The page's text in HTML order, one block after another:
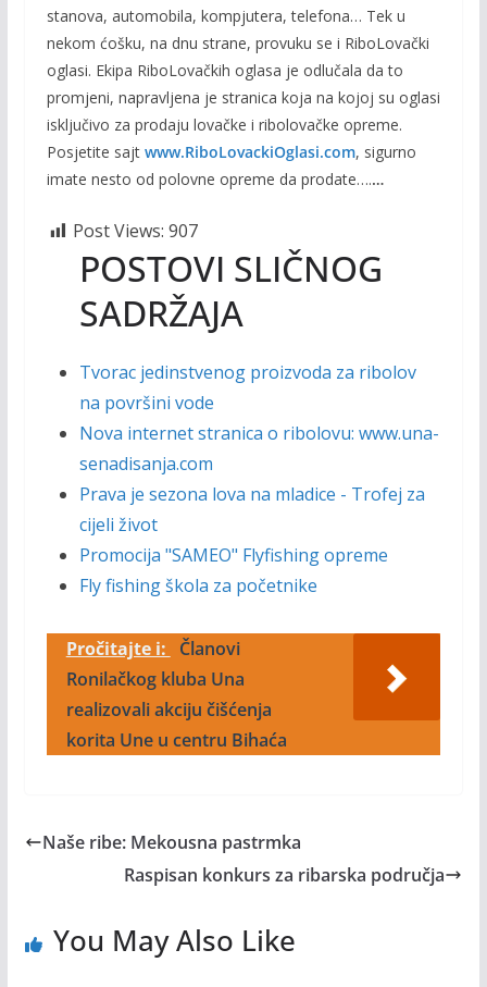
stanova, automobila, kompjutera, telefona… Tek u
nekom ćošku, na dnu strane, provuku se i RiboLovački
oglasi. Ekipa RiboLovačkih oglasa je odlučala da to
promjeni, napravljena je stranica koja na kojoj su oglasi
isključivo za prodaju lovačke i ribolovačke opreme.
Posjetite sajt www.RiboLovackiOglasi.com, sigurno
imate nesto od polovne opreme da prodate….…
Post Views: 907
POSTOVI SLIČNOG
SADRŽAJA
Tvorac jedinstvenog proizvoda za ribolov
na površini vode
Nova internet stranica o ribolovu: www.una-
senadisanja.com
Prava je sezona lova na mladice - Trofej za
cijeli život
Promocija "SAMEO" Flyfishing opreme
Fly fishing škola za početnike
Pročitajte i:
Članovi
Ronilačkog kluba Una
realizovali akciju čišćenja
korita Une u centru Bihaća
Naše ribe: Mekousna pastrmka
Raspisan konkurs za ribarska područja
You May Also Like